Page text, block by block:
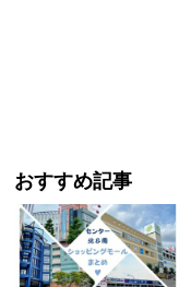
おすすめ記事